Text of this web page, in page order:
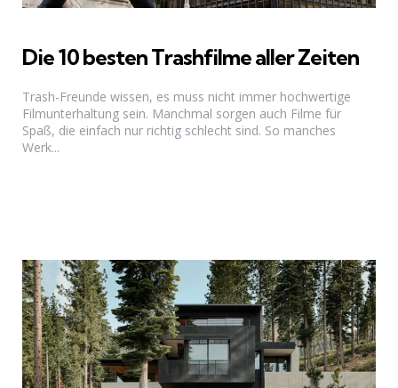
Die 10 besten Trashfilme aller Zeiten
Trash-Freunde wissen, es muss nicht immer hochwertige
Filmunterhaltung sein. Manchmal sorgen auch Filme für
Spaß, die einfach nur richtig schlecht sind. So manches
Werk...